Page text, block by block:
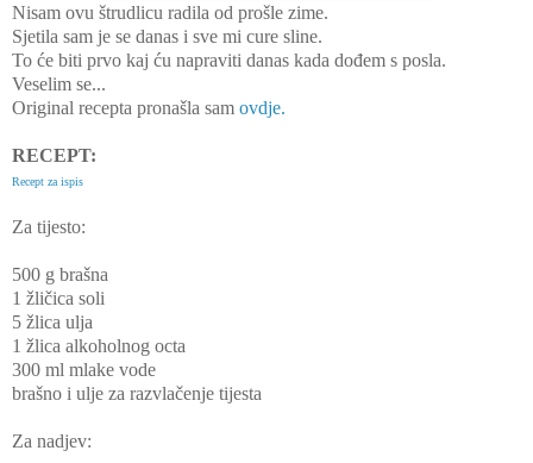
Nisam ovu štrudlicu radila od prošle zime.
Sjetila sam je se danas i sve mi cure sline.
To će biti prvo kaj ću napraviti danas kada dođem s posla.
Veselim se...
Original recepta pronašla sam ovdje.
RECEPT:
Recept za ispis
Za tijesto:
500 g brašna
1 žličica soli
5 žlica ulja
1 žlica alkoholnog octa
300 ml mlake vode
brašno i ulje za razvlačenje tijesta
Za nadjev: